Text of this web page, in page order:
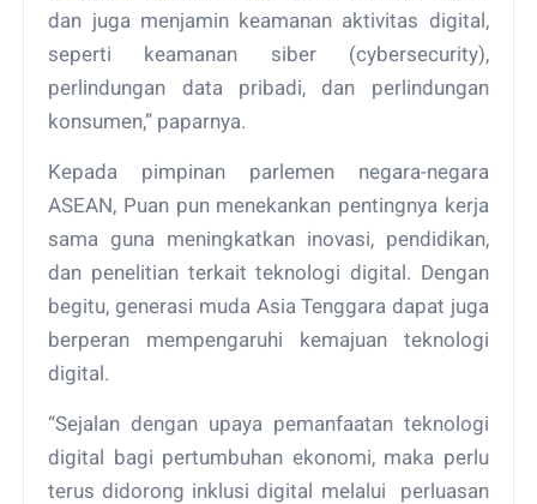
dan juga menjamin keamanan aktivitas digital,
seperti keamanan siber (cybersecurity),
perlindungan data pribadi, dan perlindungan
konsumen,” paparnya.
Kepada pimpinan parlemen negara-negara
ASEAN, Puan pun menekankan pentingnya kerja
sama guna meningkatkan inovasi, pendidikan,
dan penelitian terkait teknologi digital. Dengan
begitu, generasi muda Asia Tenggara dapat juga
berperan mempengaruhi kemajuan teknologi
digital.
“Sejalan dengan upaya pemanfaatan teknologi
digital bagi pertumbuhan ekonomi, maka perlu
terus didorong inklusi digital melalui perluasan